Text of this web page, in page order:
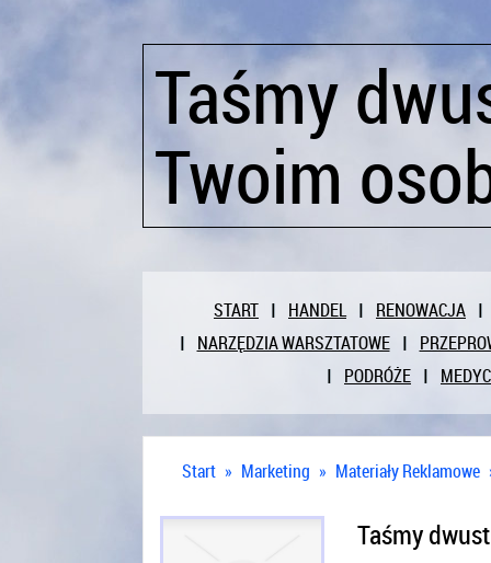
Taśmy
Twoim
START HANDEL
RENOWACJA
NARZĘDZIA WARSZTATOWE
PODRÓŻE
Start » Marketing » Materiały Reklamowe
Taśmy